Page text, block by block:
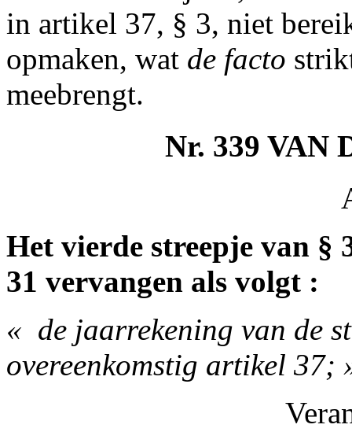
in artikel 37, § 3, niet
opmaken, wat de facto
meebrengt.
Nr. 339 VAN
Het vierde streepje van §
31 vervangen als volgt :
« ­ de jaarrekening van de
overeenkomstig artikel 37;